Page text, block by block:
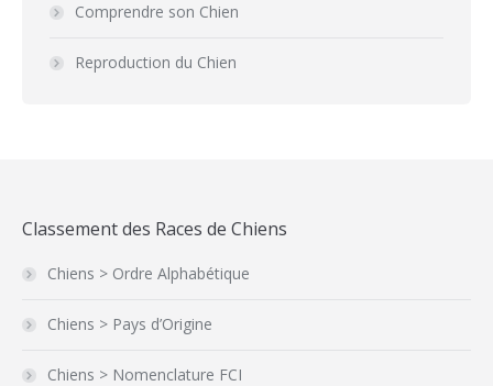
Comprendre son Chien
Reproduction du Chien
Classement des Races de Chiens
Chiens > Ordre Alphabétique
Chiens > Pays d’Origine
Chiens > Nomenclature FCI